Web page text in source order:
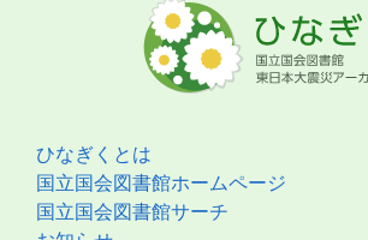
ひなぎくとは
国立国会図書館ホームページ
国立国会図書館サーチ